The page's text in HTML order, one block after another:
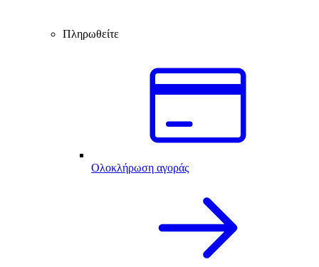
Πληρωθείτε
Ολοκλήρωση αγοράς